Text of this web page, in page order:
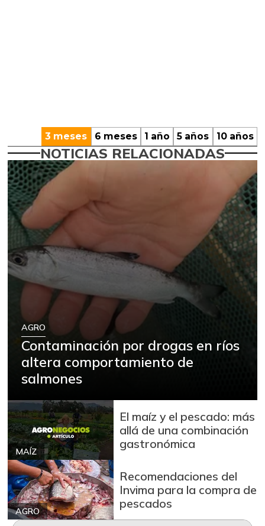
3 meses 6 meses 1 año 5 años 10 años
NOTICIAS RELACIONADAS
AGRO
Contaminación por drogas en ríos
altera comportamiento de
salmones
MAÍZ
El maíz y el pescado: más
allá de una combinación
gastronómica
AGRO
Recomendaciones del
Invima para la compra de
pescados